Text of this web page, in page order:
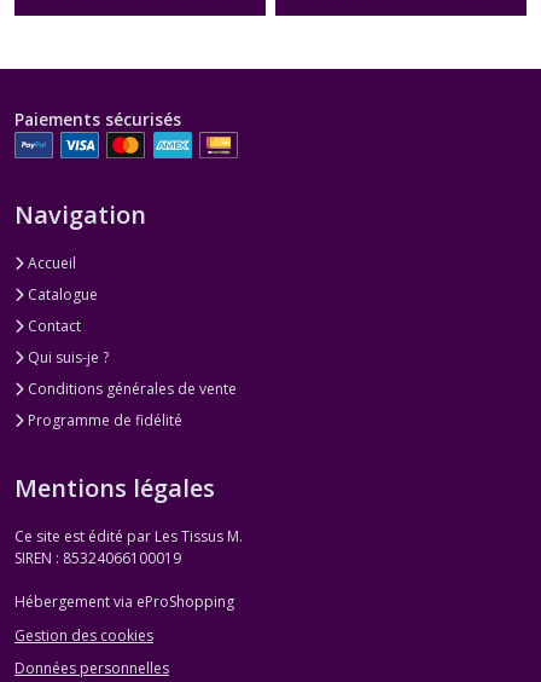
Paiements sécurisés
Navigation
Accueil
Catalogue
Contact
Qui suis-je ?
Conditions générales de vente
Programme de fidélité
Mentions légales
Ce site est édité par Les Tissus M.
SIREN : 85324066100019
Hébergement via eProShopping
Gestion des cookies
Données personnelles